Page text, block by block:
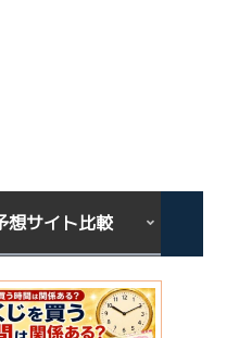
想サイト比較